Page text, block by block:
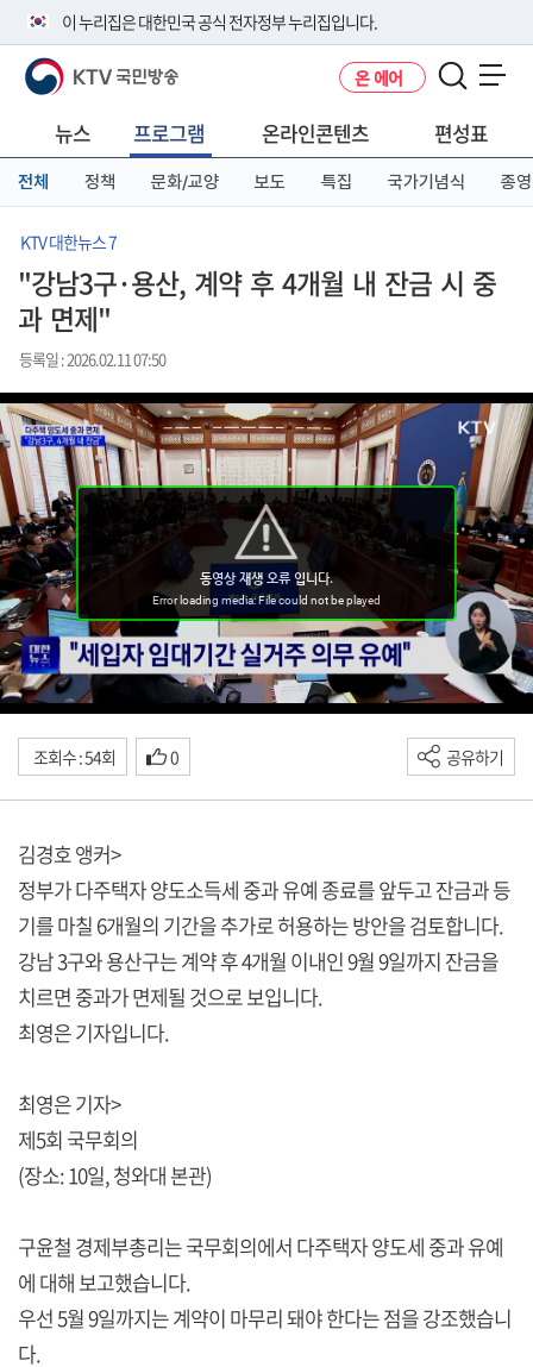
이 누리집은 대한민국 공식 전자정부 누리집입니다.
공식 누리집 주소 확인하기
니다.
이밖에 or.kr 또는 .kr등 다른 도메인 주소를 사용하고 있다면 아래 URL에
서 도메인 주소를 확인해 보세요
KTV 국민방송 온 에어
뉴스 프로그램 온라인콘텐츠 편성표
전체 정책 문화/교양 보도 특집 국가기념식 종영
KTV 대한뉴스 7
"강남3구·용산, 계약 후 4개월 내 잔금 시 중
과 면제"
등록일 : 2026.02.11 07:50
조회수 : 54회 0 공유하기
김경호 앵커>
정부가 다주택자 양도소득세 중과 유예 종료를 앞두고 잔금과 등
기를 마칠 6개월의 기간을 추가로 허용하는 방안을 검토합니다.
강남 3구와 용산구는 계약 후 4개월 이내인 9월 9일까지 잔금을
치르면 중과가 면제될 것으로 보입니다.
최영은 기자입니다.
최영은 기자>
제5회 국무회의
(장소: 10일, 청와대 본관)
구윤철 경제부총리는 국무회의에서 다주택자 양도세 중과 유예
에 대해 보고했습니다.
우선 5월 9일까지는 계약이 마무리 돼야 한다는 점을 강조했습니
다.